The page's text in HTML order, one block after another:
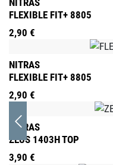
NITRAS
FLEXIBLE FIT+ 8805
2,90 €
NITRAS
FLEXIBLE FIT+ 8805
2,90 €
NITRAS
ZEUS 1403H TOP
3,90 €